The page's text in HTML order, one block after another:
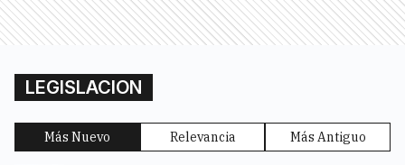
LEGISLACION
Más Nuevo Relevancia Más Antiguo